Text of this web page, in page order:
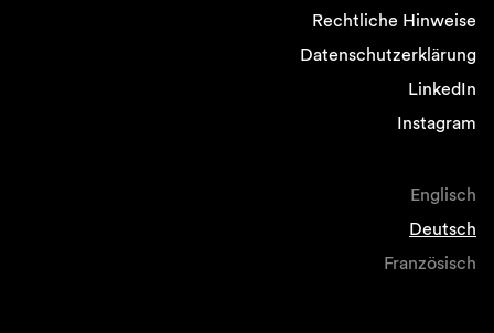
Rechtliche Hinweise
Datenschutzerklärung
LinkedIn
Instagram
Englisch
Deutsch
Französisch